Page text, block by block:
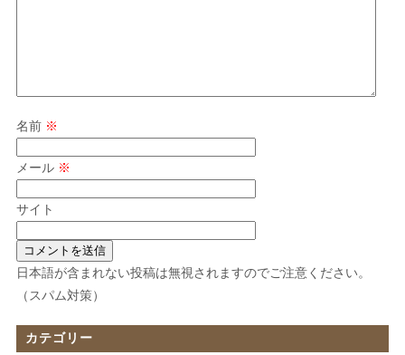
名前 ※
メール ※
サイト
日本語が含まれない投稿は無視されますのでご注意ください。
（スパム対策）
カテゴリー